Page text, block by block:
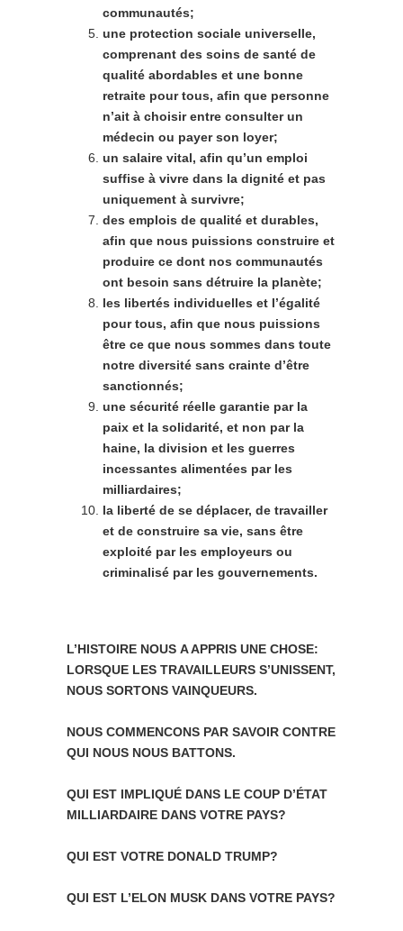
communautés;
une protection sociale universelle,
comprenant des soins de santé de
qualité abordables et une bonne
retraite pour tous, afin que personne
n’ait à choisir entre consulter un
médecin ou payer son loyer;
un salaire vital, afin qu’un emploi
suffise à vivre dans la dignité et pas
uniquement à survivre;
des emplois de qualité et durables,
afin que nous puissions construire et
produire ce dont nos communautés
ont besoin sans détruire la planète;
les libertés individuelles et l’égalité
pour tous, afin que nous puissions
être ce que nous sommes dans toute
notre diversité sans crainte d’être
sanctionnés;
une sécurité réelle garantie par la
paix et la solidarité, et non par la
haine, la division et les guerres
incessantes alimentées par les
milliardaires;
la liberté de se déplacer, de travailler
et de construire sa vie, sans être
exploité par les employeurs ou
criminalisé par les gouvernements.
L’HISTOIRE NOUS AAPPRIS UNE CHOSE:
LORSQUE LES TRAVAILLEURS S’UNISSENT,
NOUS SORTONS VAINQUEURS.
NOUS COMMENCONS PAR SAVOIR CONTRE
QUI NOUS NOUS BATTONS.
QUI EST IMPLIQUÉ DANS LE COUP D’ÉTAT
MILLIARDAIRE DANS VOTRE PAYS?
QUI EST VOTRE DONALD TRUMP?
QUI EST L’ELON MUSK DANS VOTRE PAYS?